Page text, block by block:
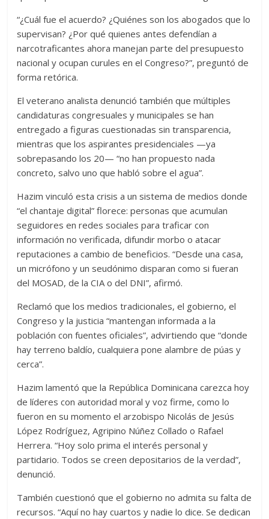
“¿Cuál fue el acuerdo? ¿Quiénes son los abogados que lo
supervisan? ¿Por qué quienes antes defendían a
narcotraficantes ahora manejan parte del presupuesto
nacional y ocupan curules en el Congreso?”, preguntó de
forma retórica.
El veterano analista denunció también que múltiples
candidaturas congresuales y municipales se han
entregado a figuras cuestionadas sin transparencia,
mientras que los aspirantes presidenciales —ya
sobrepasando los 20— “no han propuesto nada
concreto, salvo uno que habló sobre el agua”.
Hazim vinculó esta crisis a un sistema de medios donde
“el chantaje digital” florece: personas que acumulan
seguidores en redes sociales para traficar con
información no verificada, difundir morbo o atacar
reputaciones a cambio de beneficios. “Desde una casa,
un micrófono y un seudónimo disparan como si fueran
del MOSAD, de la CIA o del DNI”, afirmó.
Reclamó que los medios tradicionales, el gobierno, el
Congreso y la justicia “mantengan informada a la
población con fuentes oficiales”, advirtiendo que “donde
hay terreno baldío, cualquiera pone alambre de púas y
cerca”.
Hazim lamentó que la República Dominicana carezca hoy
de líderes con autoridad moral y voz firme, como lo
fueron en su momento el arzobispo Nicolás de Jesús
López Rodríguez, Agripino Núñez Collado o Rafael
Herrera. “Hoy solo prima el interés personal y
partidario. Todos se creen depositarios de la verdad”,
denunció.
También cuestionó que el gobierno no admita su falta de
recursos. “Aquí no hay cuartos y nadie lo dice. Se dedican